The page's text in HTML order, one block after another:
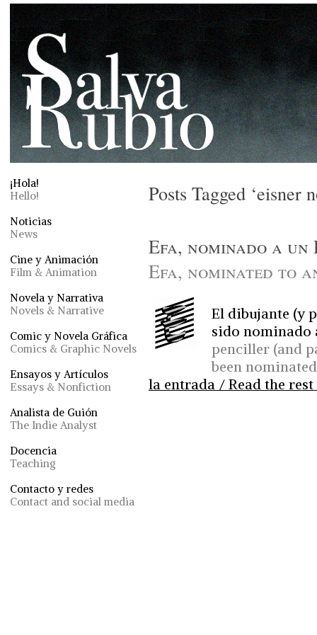
¡Hola!
Hello!
Noticias
News
Cine y Animación
Film & Animation
Novela y Narrativa
Novels & Narrative
Comic y Novela Gráfica
Comics & Graphic Novels
Ensayos y Artículos
Essays & Nonfiction
Analista de Guión
The Indie Analyst
Docencia
Teaching
Contacto y redes
Contact and social media
Posts Tagged ‘eisner
Efa, nominado a
Efa, nominated to
El dibujante (y
sido nominado
penciller (and
been
la entrada / Read the